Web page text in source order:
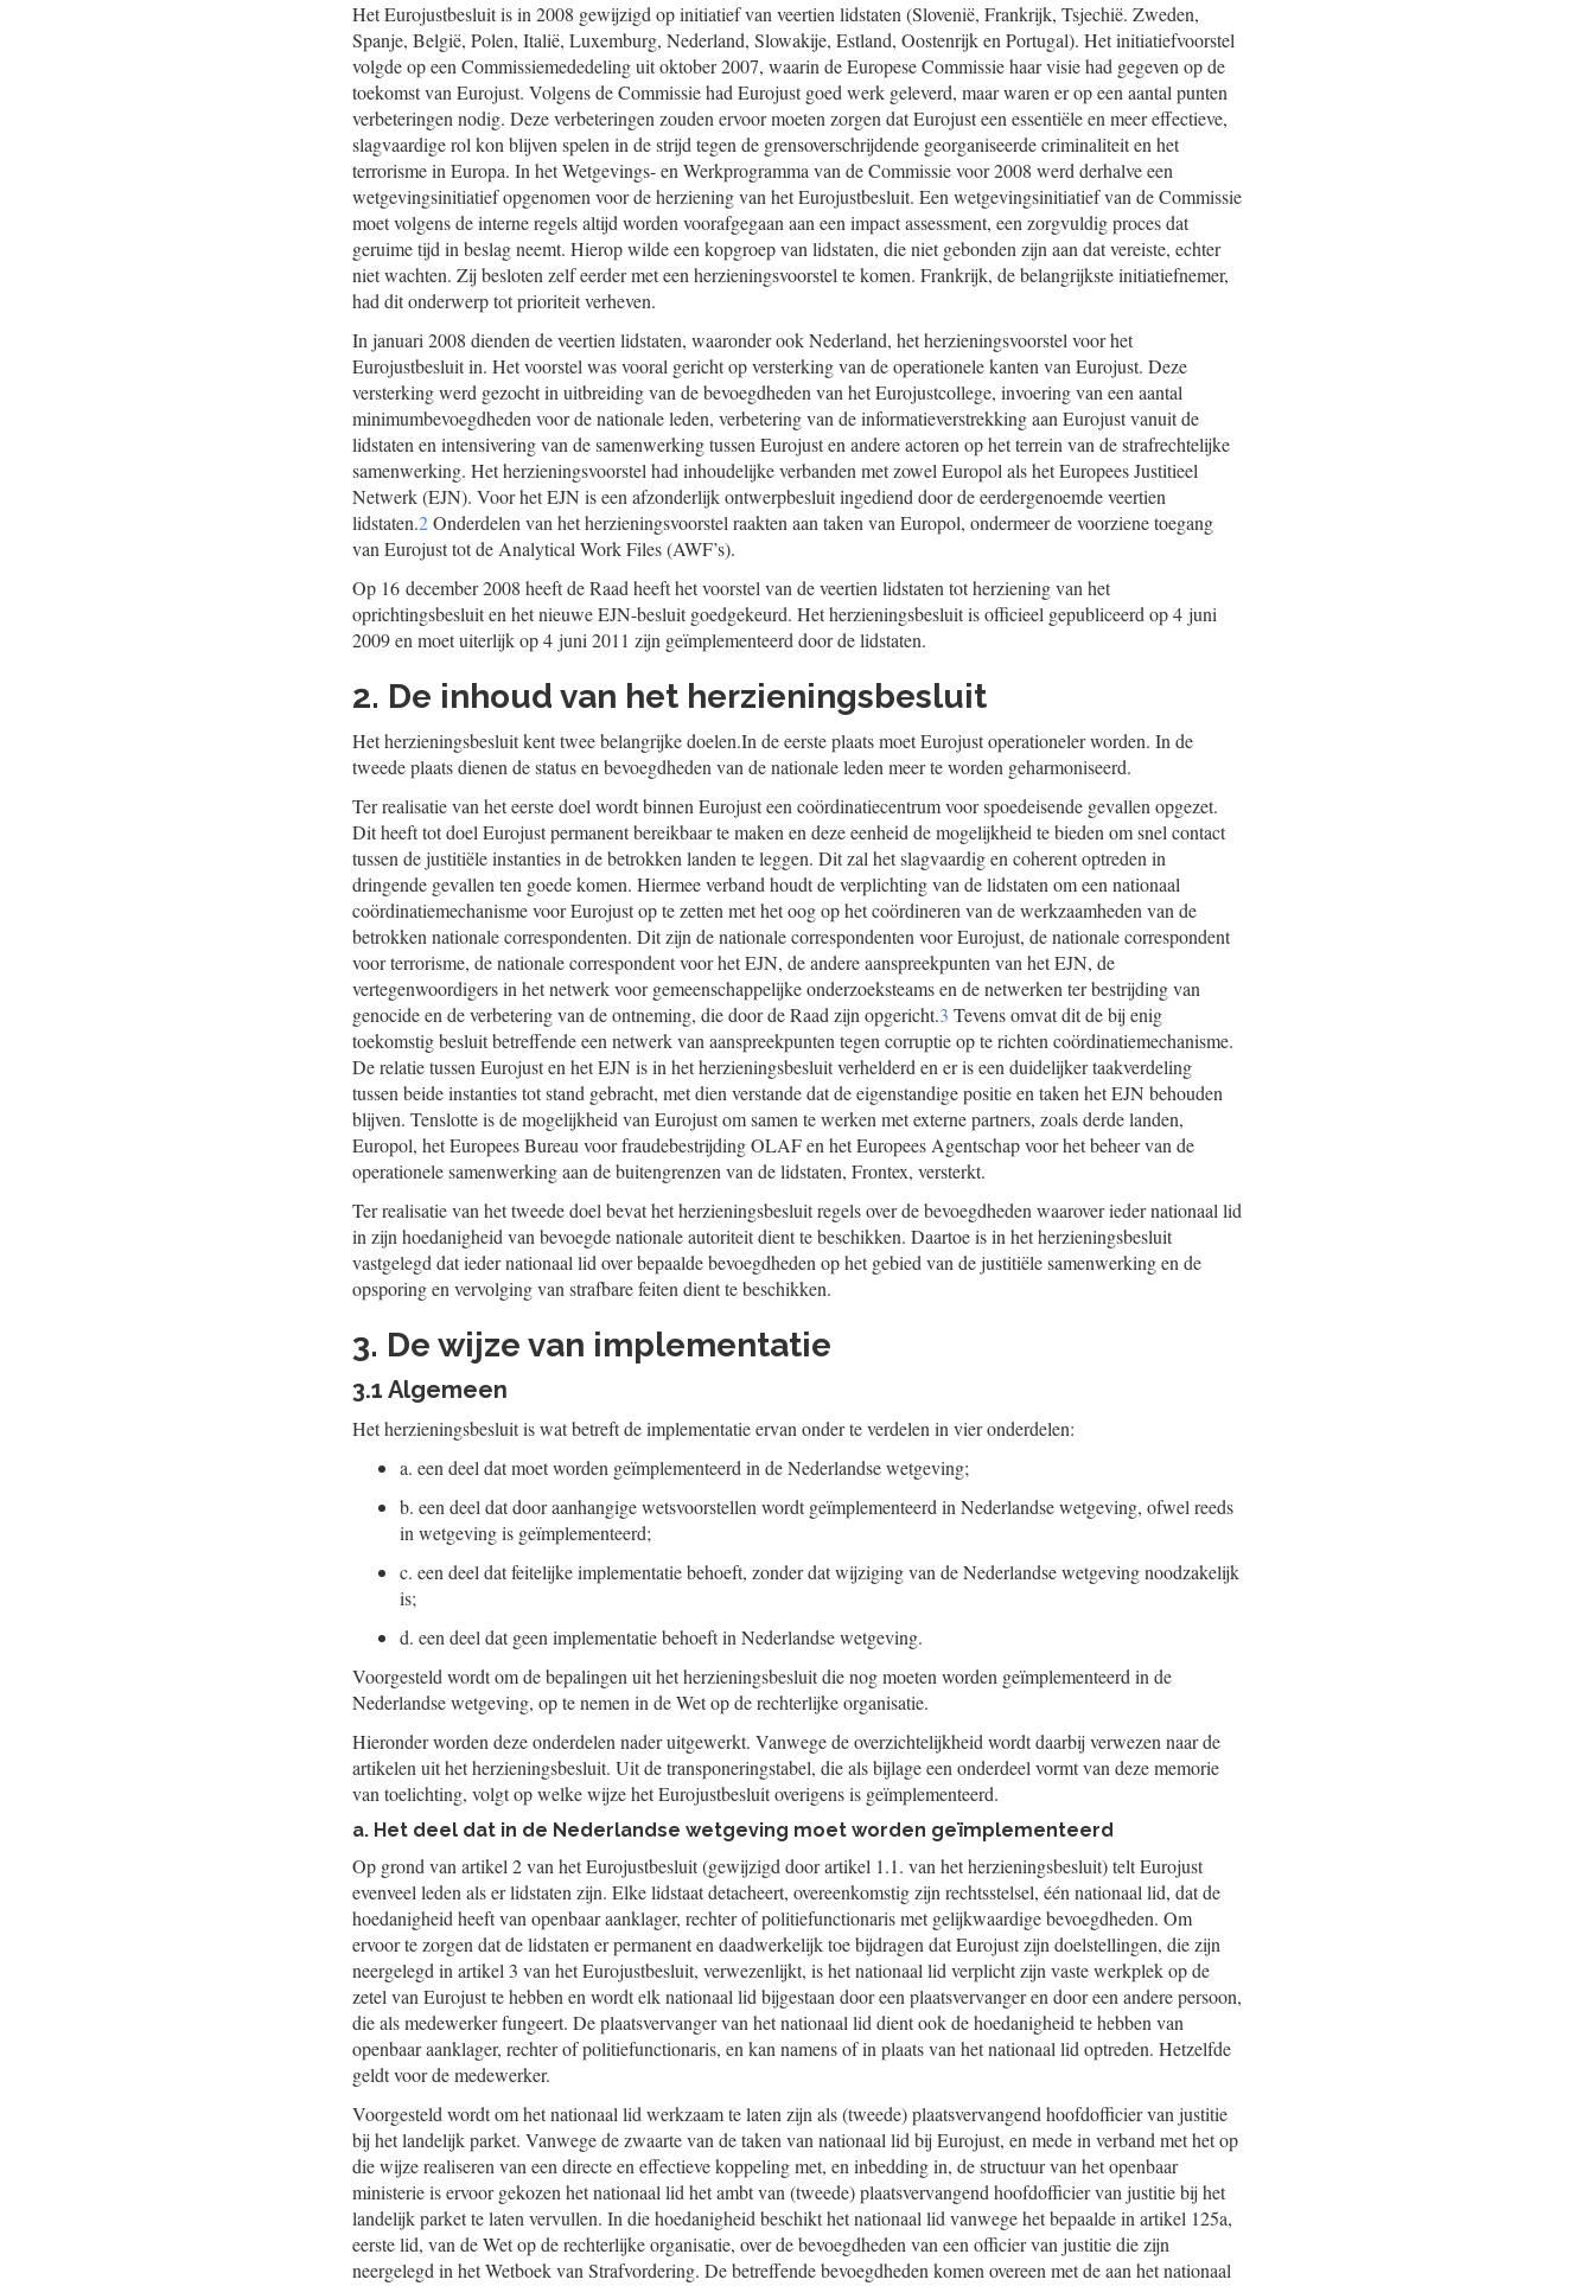
Het Eurojustbesluit is in 2008 gewijzigd op initiatief van veertien lidstaten (Slovenië, Frankrijk, Tsjechië. Zweden,
Spanje, België, Polen, Italië, Luxemburg, Nederland, Slowakije, Estland, Oostenrijk en Portugal). Het initiatiefvoorstel
volgde op een Commissiemededeling uit oktober 2007, waarin de Europese Commissie haar visie had gegeven op de
toekomst van Eurojust. Volgens de Commissie had Eurojust goed werk geleverd, maar waren er op een aantal punten
verbeteringen nodig. Deze verbeteringen zouden ervoor moeten zorgen dat Eurojust een essentiële en meer effectieve,
slagvaardige rol kon blijven spelen in de strijd tegen de grensoverschrijdende georganiseerde criminaliteit en het
terrorisme in Europa. In het Wetgevings- en Werkprogramma van de Commissie voor 2008 werd derhalve een
wetgevingsinitiatief opgenomen voor de herziening van het Eurojustbesluit. Een wetgevingsinitiatief van de Commissie
moet volgens de interne regels altijd worden voorafgegaan aan een impact assessment, een zorgvuldig proces dat
geruime tijd in beslag neemt. Hierop wilde een kopgroep van lidstaten, die niet gebonden zijn aan dat vereiste, echter
niet wachten. Zij besloten zelf eerder met een herzieningsvoorstel te komen. Frankrijk, de belangrijkste initiatiefnemer,
had dit onderwerp tot prioriteit verheven.
In januari 2008 dienden de veertien lidstaten, waaronder ook Nederland, het herzieningsvoorstel voor het
Eurojustbesluit in. Het voorstel was vooral gericht op versterking van de operationele kanten van Eurojust. Deze
versterking werd gezocht in uitbreiding van de bevoegdheden van het Eurojustcollege, invoering van een aantal
minimumbevoegdheden voor de nationale leden, verbetering van de informatieverstrekking aan Eurojust vanuit de
lidstaten en intensivering van de samenwerking tussen Eurojust en andere actoren op het terrein van de strafrechtelijke
samenwerking. Het herzieningsvoorstel had inhoudelijke verbanden met zowel Europol als het Europees Justitieel
Netwerk (EJN). Voor het EJN is een afzonderlijk ontwerpbesluit ingediend door de eerdergenoemde veertien
lidstaten.2Onderdelen van het herzieningsvoorstel raakten aan taken van Europol, ondermeer de voorziene toegang
van Eurojust tot de Analytical Work Files (AWF’s).
Op 16 december 2008 heeft de Raad heeft het voorstel van de veertien lidstaten tot herziening van het
oprichtingsbesluit en het nieuwe EJN-besluit goedgekeurd. Het herzieningsbesluit is officieel gepubliceerd op 4 juni
2009 en moet uiterlijk op 4 juni 2011 zijn geïmplementeerd door de lidstaten.
2. De inhoud van het herzieningsbesluit
Het herzieningsbesluit kent twee belangrijke doelen.In de eerste plaats moet Eurojust operationeler worden. In de
tweede plaats dienen de status en bevoegdheden van de nationale leden meer te worden geharmoniseerd.
Ter realisatie van het eerste doel wordt binnen Eurojust een coördinatiecentrum voor spoedeisende gevallen opgezet.
Dit heeft tot doel Eurojust permanent bereikbaar te maken en deze eenheid de mogelijkheid te bieden om snel contact
tussen de justitiële instanties in de betrokken landen te leggen. Dit zal het slagvaardig en coherent optreden in
dringende gevallen ten goede komen. Hiermee verband houdt de verplichting van de lidstaten om een nationaal
coördinatiemechanisme voor Eurojust op te zetten met het oog op het coördineren van de werkzaamheden van de
betrokken nationale correspondenten. Dit zijn de nationale correspondenten voor Eurojust, de nationale correspondent
voor terrorisme, de nationale correspondent voor het EJN, de andere aanspreekpunten van het EJN, de
vertegenwoordigers in het netwerk voor gemeenschappelijke onderzoeksteams en de netwerken ter bestrijding van
genocide en de verbetering van de ontneming, die door de Raad zijn opgericht.3 Tevens omvat dit de bij enig
toekomstig besluit betreffende een netwerk van aanspreekpunten tegen corruptie op te richten coördinatiemechanisme.
De relatie tussen Eurojust en het EJN is in het herzieningsbesluit verhelderd en er is een duidelijker taakverdeling
tussen beide instanties tot stand gebracht, met dien verstande dat de eigenstandige positie en taken het EJN behouden
blijven. Tenslotte is de mogelijkheid van Eurojust om samen te werken met externe partners, zoals derde landen,
Europol, het Europees Bureau voor fraudebestrijding OLAF en het Europees Agentschap voor het beheer van de
operationele samenwerking aan de buitengrenzen van de lidstaten, Frontex, versterkt.
Ter realisatie van het tweede doel bevat het herzieningsbesluit regels over de bevoegdheden waarover ieder nationaal lid
in zijn hoedanigheid van bevoegde nationale autoriteit dient te beschikken. Daartoe is in het herzieningsbesluit
vastgelegd dat ieder nationaal lid over bepaalde bevoegdheden op het gebied van de justitiële samenwerking en de
opsporing en vervolging van strafbare feiten dient te beschikken.
3. De wijze van implementatie
3.1 Algemeen
Het herzieningsbesluit is wat betreft de implementatie ervan onder te verdelen in vier onderdelen:
a. een deel dat moet worden geïmplementeerd in de Nederlandse wetgeving;
b. een deel dat door aanhangige wetsvoorstellen wordt geïmplementeerd in Nederlandse wetgeving, ofwel reeds
in wetgeving is geïmplementeerd;
c. een deel dat feitelijke implementatie behoeft, zonder dat wijziging van de Nederlandse wetgeving noodzakelijk
is;
d. een deel dat geen implementatie behoeft in Nederlandse wetgeving.
Voorgesteld wordt om de bepalingen uit het herzieningsbesluit die nog moeten worden geïmplementeerd in de
Nederlandse wetgeving, op te nemen in de Wet op de rechterlijke organisatie.
Hieronder worden deze onderdelen nader uitgewerkt. Vanwege de overzichtelijkheid wordt daarbij verwezen naar de
artikelen uit het herzieningsbesluit. Uit de transponeringstabel, die als bijlage een onderdeel vormt van deze memorie
van toelichting, volgt op welke wijze het Eurojustbesluit overigens is geïmplementeerd.
a. Het deel dat in de Nederlandse wetgeving moet worden geïmplementeerd
Op grond van artikel 2 van het Eurojustbesluit (gewijzigd door artikel 1.1. van het herzieningsbesluit) telt Eurojust
evenveel leden als er lidstaten zijn. Elke lidstaat detacheert, overeenkomstig zijn rechtsstelsel, één nationaal lid, dat de
hoedanigheid heeft van openbaar aanklager, rechter of politiefunctionaris met gelijkwaardige bevoegdheden. Om
ervoor te zorgen dat de lidstaten er permanent en daadwerkelijk toe bijdragen dat Eurojust zijn doelstellingen, die zijn
neergelegd in artikel 3 van het Eurojustbesluit, verwezenlijkt, is het nationaal lid verplicht zijn vaste werkplek op de
zetel van Eurojust te hebben en wordt elk nationaal lid bijgestaan door een plaatsvervanger en door een andere persoon,
die als medewerker fungeert. De plaatsvervanger van het nationaal lid dient ook de hoedanigheid te hebben van
openbaar aanklager, rechter of politiefunctionaris, en kan namens of in plaats van het nationaal lid optreden. Hetzelfde
geldt voor de medewerker.
Voorgesteld wordt om het nationaal lid werkzaam te laten zijn als (tweede) plaatsvervangend hoofdofficier van justitie
bij het landelijk parket. Vanwege de zwaarte van de taken van nationaal lid bij Eurojust, en mede in verband met het op
die wijze realiseren van een directe en effectieve koppeling met, en inbedding in, de structuur van het openbaar
ministerie is ervoor gekozen het nationaal lid het ambt van (tweede) plaatsvervangend hoofdofficier van justitie bij het
landelijk parket te laten vervullen. In die hoedanigheid beschikt het nationaal lid vanwege het bepaalde in artikel 125a,
eerste lid, van de Wet op de rechterlijke organisatie, over de bevoegdheden van een officier van justitie die zijn
neergelegd in het Wetboek van Strafvordering. De betreffende bevoegdheden komen overeen met de aan het nationaal